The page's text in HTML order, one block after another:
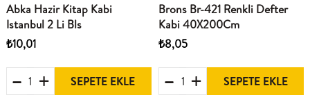
Abka Hazir Kitap Kabi
Istanbul 2 Li Bls
₺10,01
SEPETE EKLE
Brons Br-421 Renkli Defter
Kabi 40X200Cm
₺8,05
SEPETE EKLE